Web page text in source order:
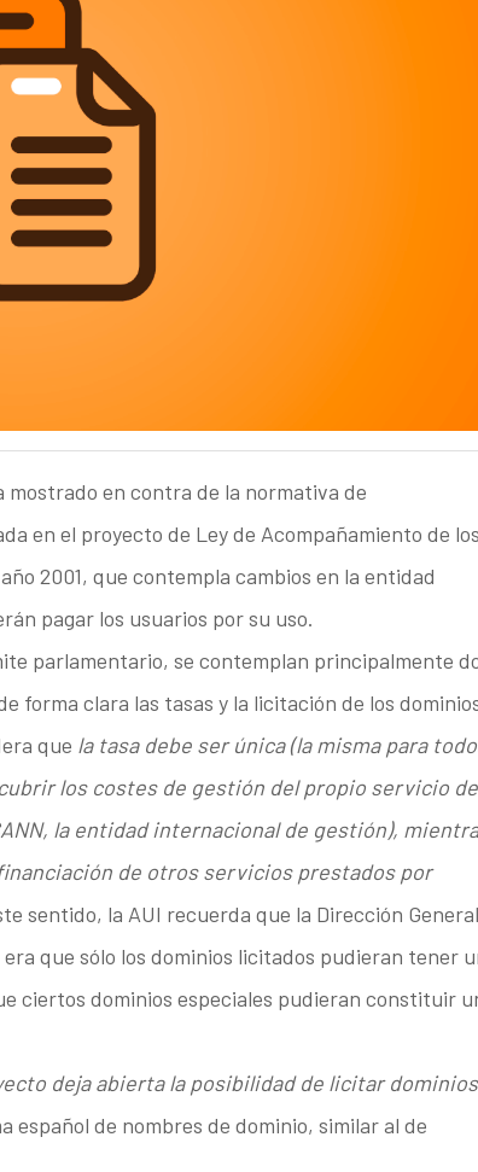
mostrado en contra de la normativa de
en el proyecto de Ley de Acompañamiento de los
2001, que contempla cambios en la entidad
pagar los usuarios por su uso.
parlamentario, se contemplan principalmente
forma clara las tasas y la licitación de los
que la tasa debe ser única (la misma para
los costes de gestión del propio servicio de
la entidad internacional de gestión),
de otros servicios prestados por
sentido, la AUI recuerda que la Dirección General
que sólo los dominios licitados pudieran tener
ciertos dominios especiales pudieran constituir
deja abierta la posibilidad de licitar dominios
español de nombres de dominio, similar al de